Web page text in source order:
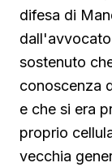
difesa di
sostenuto
conoscenza
e che si era
proprio
vecchia